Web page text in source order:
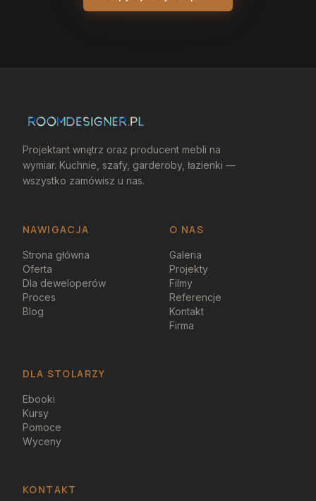
Projektant wnętrz oraz producent mebli na
wymiar. Kuchnie, szafy, garderoby, łazienki —
wszystko zamówisz u nas.
NAWIGACJA O NAS
Strona główna
Oferta
Dla deweloperów
Proces
Blog
Galeria
Projekty
Filmy
Referencje
Kontakt
Firma
DLA STOLARZY
Ebooki
Kursy
Pomoce
Wyceny
KONTAKT